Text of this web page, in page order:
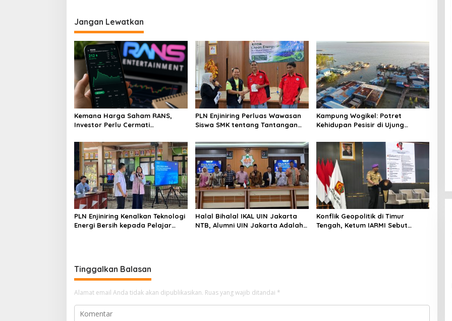
Jangan Lewatkan
Kemana Harga Saham RANS,
Investor Perlu Cermati
Spekulasi Berlebihan
PLN Enjiniring Perluas Wawasan
Siswa SMK tentang Tantangan
Kampung Wogikel: Potret
Kehidupan Pesisir di Ujung
Tengah Keterbatasan
PLN Enjiniring Kenalkan Teknologi
Energi Bersih kepada Pelajar
Halal Bihalal IKAL UIN Jakarta
NTB, Alumni UIN Jakarta Adalah
Konflik Geopolitik di Timur
Tengah, Ketum IARMI Sebut
Tinggalkan Balasan
Alamat email Anda tidak akan dipublikasikan. Ruas yang wajib ditandai *